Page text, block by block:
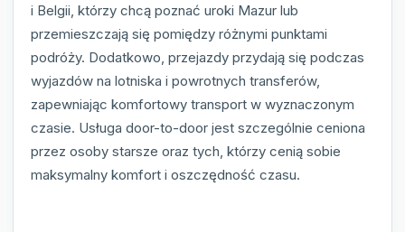
i Belgii, którzy chcą poznać uroki Mazur lub
przemieszczają się pomiędzy różnymi punktami
podróży. Dodatkowo, przejazdy przydają się podczas
wyjazdów na lotniska i powrotnych transferów,
zapewniając komfortowy transport w wyznaczonym
czasie. Usługa door-to-door jest szczególnie ceniona
przez osoby starsze oraz tych, którzy cenią sobie
maksymalny komfort i oszczędność czasu.